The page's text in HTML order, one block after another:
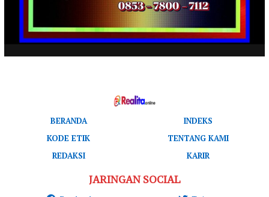
BERANDA
INDEKS
KODE ETIK
TENTANG KAMI
REDAKSI
KARIR
JARINGAN SOCIAL